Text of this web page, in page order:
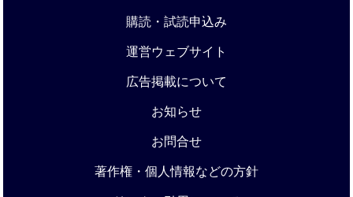
購読・試読申込み
運営ウェブサイト
広告掲載について
お知らせ
お問合せ
著作権・個人情報などの方針